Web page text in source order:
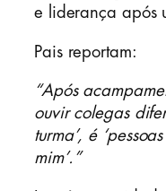
e liderança após
Pais reportam:
“Após
ouvir colegas
turma’, é
mim’.”